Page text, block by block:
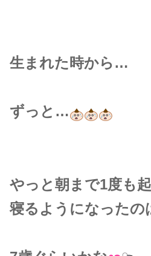
生まれた時から…
ずっと…
やっと朝まで1度も
寝るようになった